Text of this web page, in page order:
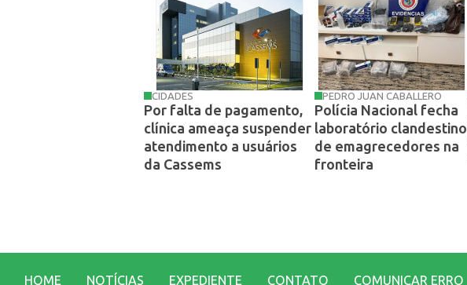
CIDADES
Por falta de pagamento,
clínica ameaça suspender
atendimento a usuários
da Cassems
PEDRO JUAN CABALLERO
Polícia Nacional fecha
laboratório clandestino
de emagrecedores na
fronteira
HOME NOTÍCIAS EXPEDIENTE CONTATO COMUNICAR ERRO